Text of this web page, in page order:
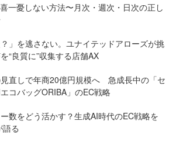
一憂しない方法〜月次・週次・日次の正し
？」を逃さない。ユナイテッドアローズが挑
“良質に”収集する店舗AX
直しで年商20億円規模へ 急成長中の「セ
コバッグORIBA」のEC戦略
数をどう活かす？生成AI時代のEC戦略を
語る